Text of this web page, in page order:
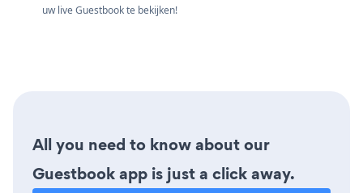
uw live Guestbook te bekijken!
All you need to know about our
Guestbook app is just a click away.